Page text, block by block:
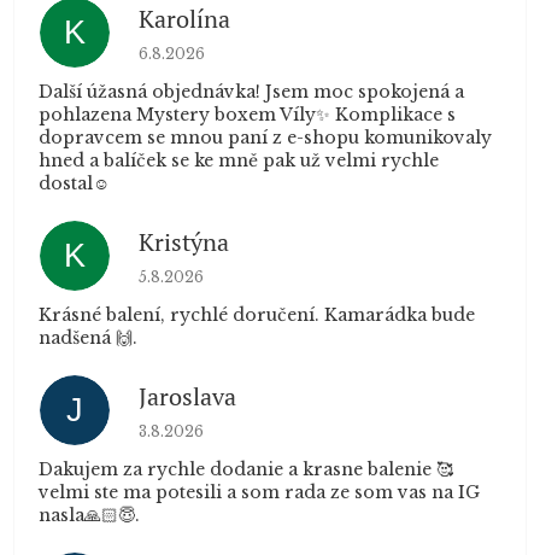
K Karolína
Hodnocení obchodu je 5 z 5 hvězdiček.
6.8.2026
Další úžasná objednávka! Jsem moc spokojená a
pohlazena Mystery boxem Víly✨ Komplikace s
dopravcem se mnou paní z e-shopu komunikovaly
hned a balíček se ke mně pak už velmi rychle
dostal☺️
K Kristýna
Hodnocení obchodu je 5 z 5 hvězdiček.
5.8.2026
Krásné balení, rychlé doručení. Kamarádka bude
nadšená 🙌.
J Jaroslava
Hodnocení obchodu je 5 z 5 hvězdiček.
3.8.2026
Dakujem za rychle dodanie a krasne balenie 🥰
velmi ste ma potesili a som rada ze som vas na IG
nasla🙏🏻😇.